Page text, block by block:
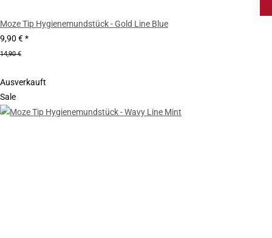
Moze Tip Hygienemundstück - Gold Line Blue
9,90 €*
14,90 €
Ausverkauft
Sale